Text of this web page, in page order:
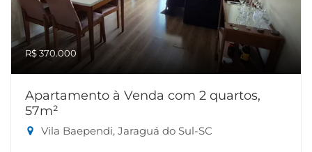
R$ 370.000
Apartamento à Venda com 2 quartos,
57m²
Vila Baependi, Jaraguá do Sul-SC